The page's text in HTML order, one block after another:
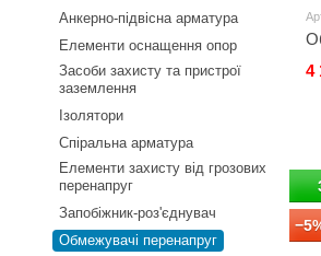
4
Анкерно-підвісна арматура
Елементи оснащення опор
Засоби захисту та пристрої
заземлення
Ізолятори
Спіральна арматура
Елементи захисту від грозових
перенапруг
Запобіжник-роз'єднувач
Обмежувачі перенапруг